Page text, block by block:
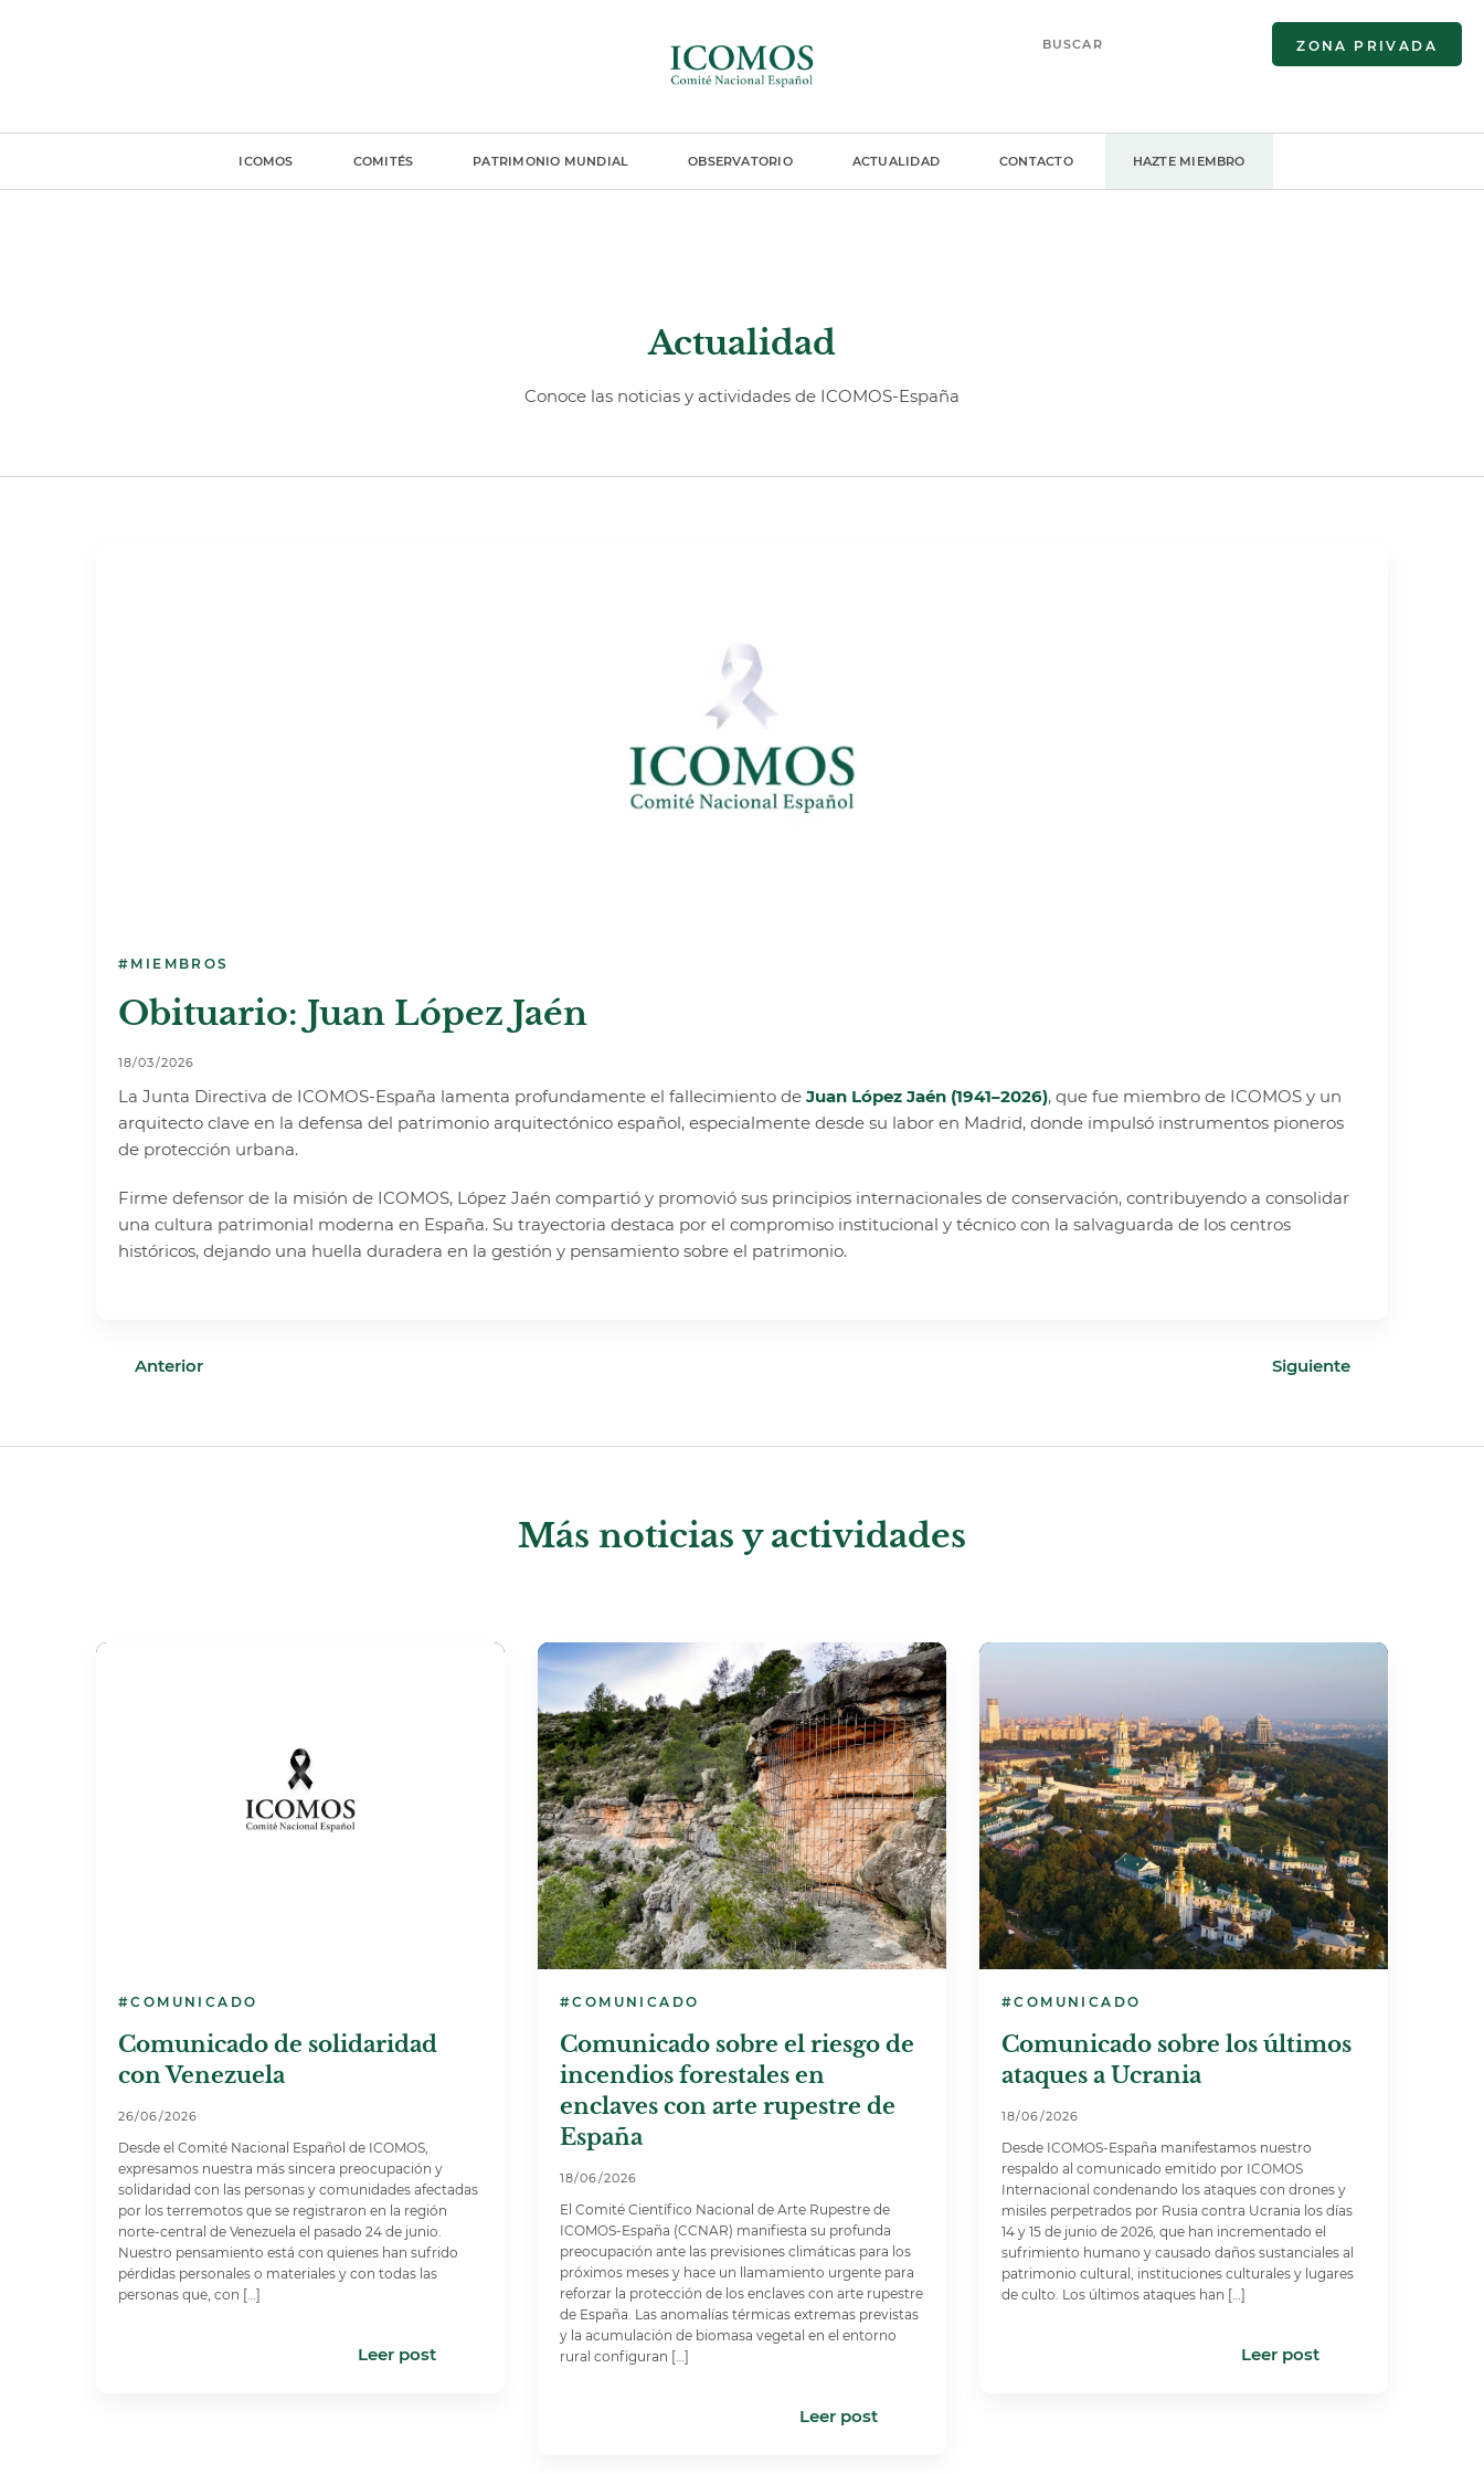
ZONA PRIVADA
ICOMOS COMITÉS PATRIMONIO MUNDIAL OBSERVATORIO ACTUALIDAD CONTACTO HAZTE MIEMBRO
Actualidad
Conoce las noticias y actividades de ICOMOS-España
#MIEMBROS
Obituario: Juan López Jaén
18/03/2026
La Junta Directiva de ICOMOS-España lamenta profundamente el fallecimiento de Juan López Jaén (1941–2026), que fue miembro de ICOMOS y un
arquitecto clave en la defensa del patrimonio arquitectónico español, especialmente desde su labor en Madrid, donde impulsó instrumentos pioneros
de protección urbana.
Firme defensor de la misión de ICOMOS, López Jaén compartió y promovió sus principios internacionales de conservación, contribuyendo a consolidar
una cultura patrimonial moderna en España. Su trayectoria destaca por el compromiso institucional y técnico con la salvaguarda de los centros
históricos, dejando una huella duradera en la gestión y pensamiento sobre el patrimonio.
Anterior Siguiente
Más noticias y actividades
#COMUNICADO
Comunicado de solidaridad
con Venezuela
26/06/2026
Desde el Comité Nacional Español de ICOMOS,
expresamos nuestra más sincera preocupación y
solidaridad con las personas y comunidades afectadas
por los terremotos que se registraron en la región
norte-central de Venezuela el pasado 24 de junio.
Nuestro pensamiento está con quienes han sufrido
pérdidas personales o materiales y con todas las
personas que, con […]
Leer post
#COMUNICADO
Comunicado sobre el riesgo de
incendios forestales en
enclaves con arte rupestre de
España
18/06/2026
El Comité Científico Nacional de Arte Rupestre de
ICOMOS-España (CCNAR) manifiesta su profunda
preocupación ante las previsiones climáticas para los
próximos meses y hace un llamamiento urgente para
reforzar la protección de los enclaves con arte rupestre
de España. Las anomalías térmicas extremas previstas
y la acumulación de biomasa vegetal en el entorno
rural configuran […]
Leer post
#COMUNICADO
Comunicado sobre los últimos
ataques a Ucrania
18/06/2026
Desde ICOMOS-España manifestamos nuestro
respaldo al comunicado emitido por ICOMOS
Internacional condenando los ataques con drones y
misiles perpetrados por Rusia contra Ucrania los días
14 y 15 de junio de 2026, que han incrementado el
sufrimiento humano y causado daños sustanciales al
patrimonio cultural, instituciones culturales y lugares
de culto. Los últimos ataques han […]
Leer post